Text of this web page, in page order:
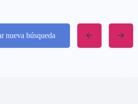
nueva búsqueda